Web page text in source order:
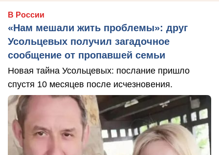
В России
«Нам мешали жить проблемы»: друг
Усольцевых получил загадочное
сообщение от пропавшей семьи
Новая тайна Усольцевых: послание пришло
спустя 10 месяцев после исчезновения.